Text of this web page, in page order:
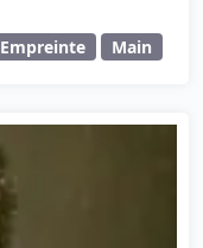
Empreinte Main